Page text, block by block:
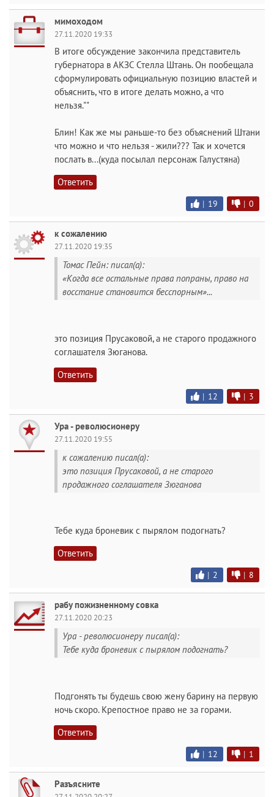
мимоходом
27.11.2020 19:33
В итоге обсуждение закончила представитель
губернатора в АКЗС Стелла Штань. Он пообещала
сформулировать официальную позицию властей и
объяснить, что в итоге делать можно, а что
нельзя.""
Блин! Как же мы раньше-то без объяснений Штани
что можно и что нельзя - жили??? Так и хочется
послать в...(куда посылал персонаж Галустяна)
Ответить
| 19 | 0
к сожалению
27.11.2020 19:35
Томас Пейн: писал(а):
«Когда все остальные права попраны, право на
восстание становится бесспорным»...
это позиция Прусаковой, а не старого продажного
соглашателя Зюганова.
Ответить
| 12 | 3
Ура - революсионеру
27.11.2020 19:55
к сожалению писал(а):
это позиция Прусаковой, а не старого
продажного соглашателя Зюганова
Тебе куда броневик с пырялом подогнать?
Ответить
| 2 | 8
рабу пожизненному совка
27.11.2020 20:23
Ура - революсионеру писал(а):
Тебе куда броневик с пырялом подогнать?
Подгонять ты будешь свою жену барину на первую
ночь скоро. Крепостное право не за горами.
Ответить
| 12 | 1
Разъясните